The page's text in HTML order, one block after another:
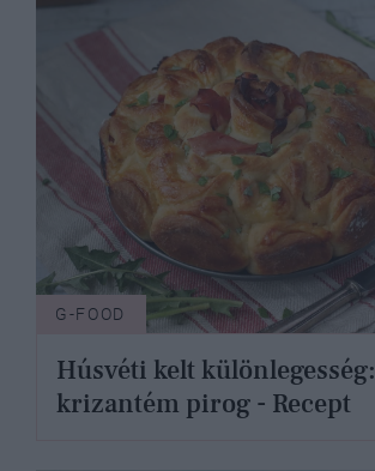
G-FOOD
Húsvéti kelt különlegesség:
krizantém pirog - Recept